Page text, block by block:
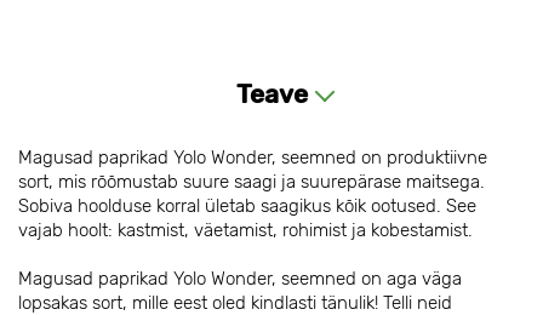
Teave
Magusad paprikad Yolo Wonder, seemned on produktiivne
sort, mis rõõmustab suure saagi ja suurepärase maitsega.
Sobiva hoolduse korral ületab saagikus kõik ootused. See
vajab hoolt: kastmist, väetamist, rohimist ja kobestamist.
Magusad paprikad Yolo Wonder, seemned on aga väga
lopsakas sort, mille eest oled kindlasti tänulik! Telli neid